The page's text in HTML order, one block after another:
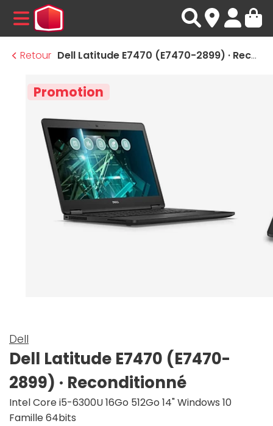
MENU
Retour
Dell Latitude E7470 (E7470-2899) · Reconditionné
Promotion
Dell
Dell Latitude E7470 (E7470-
2899) · Reconditionné
Intel Core i5-6300U 16Go 512Go 14" Windows 10
Famille 64bits